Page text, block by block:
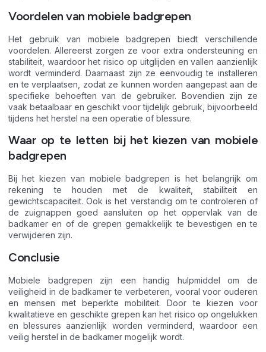
Voordelen van mobiele badgrepen
Het gebruik van mobiele badgrepen biedt verschillende
voordelen. Allereerst zorgen ze voor extra ondersteuning en
stabiliteit, waardoor het risico op uitglijden en vallen aanzienlijk
wordt verminderd. Daarnaast zijn ze eenvoudig te installeren
en te verplaatsen, zodat ze kunnen worden aangepast aan de
specifieke behoeften van de gebruiker. Bovendien zijn ze
vaak betaalbaar en geschikt voor tijdelijk gebruik, bijvoorbeeld
tijdens het herstel na een operatie of blessure.
Waar op te letten bij het kiezen van mobiele
badgrepen
Bij het kiezen van mobiele badgrepen is het belangrijk om
rekening te houden met de kwaliteit, stabiliteit en
gewichtscapaciteit. Ook is het verstandig om te controleren of
de zuignappen goed aansluiten op het oppervlak van de
badkamer en of de grepen gemakkelijk te bevestigen en te
verwijderen zijn.
Conclusie
Mobiele badgrepen zijn een handig hulpmiddel om de
veiligheid in de badkamer te verbeteren, vooral voor ouderen
en mensen met beperkte mobiliteit. Door te kiezen voor
kwalitatieve en geschikte grepen kan het risico op ongelukken
en blessures aanzienlijk worden verminderd, waardoor een
veilig herstel in de badkamer mogelijk wordt.